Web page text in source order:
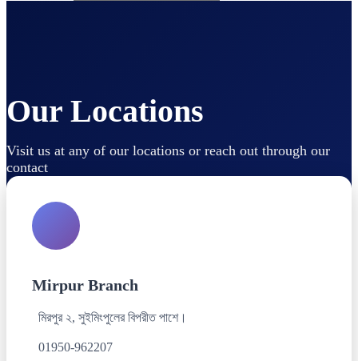
Our Locations
Visit us at any of our locations or reach out through our
contact
Mirpur Branch
মিরপুর ২, সুইমিংপুলের বিপরীত পাশে।
01950-962207